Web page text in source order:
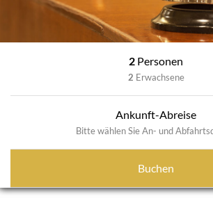
2 Personen
2 Erwachsene
Ankunft-Abreise
Bitte wählen Sie An- und
Buchen